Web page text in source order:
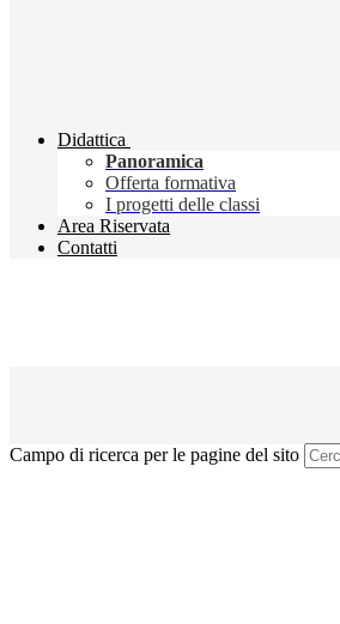
Didattica
Panoramica
Offerta formativa
I progetti delle classi
Area Riservata
Contatti
Campo di ricerca per le pagine del sito